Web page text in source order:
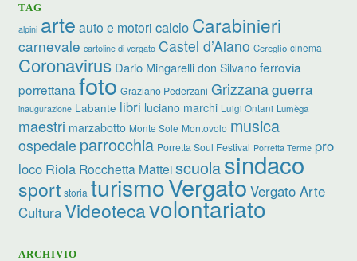
TAG
alpini arte auto e motori calcio Carabinieri
carnevale cartoline di vergato Castel d’Aiano Cereglio cinema
Coronavirus Dario Mingarelli don Silvano ferrovia
porrettana foto Graziano Pederzani Grizzanaguerra
inaugurazione Labante libri luciano marchi Luigi Ontani Lumèga
maestri marzabotto Monte Sole Montovolo musica
ospedale parrocchia Porretta Soul Festival Porretta Terme pro
loco Riola Rocchetta Matteiscuolasindaco
sport storia turismoVergato Vergato Arte
CulturaVideotecavolontariato
ARCHIVIO